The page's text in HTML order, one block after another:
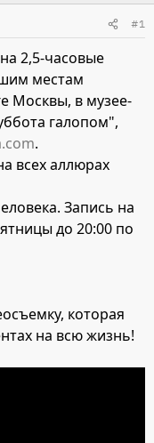
#1
2,5-часовые
местам
Москвы, в музее-
галопом",
.
всех аллюрах
Запись на
до 20:00 по
которая
на всю жизнь!